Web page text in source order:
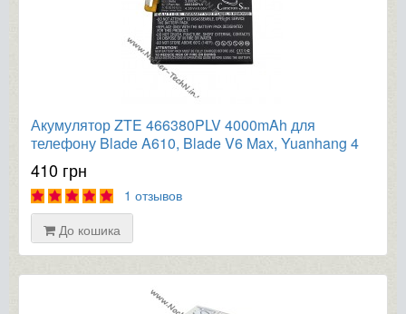
Акумулятор ZTE 466380PLV 4000mAh для
телефону Blade A610, Blade V6 Max, Yuanhang 4
410 грн
1 отзывов
До кошика